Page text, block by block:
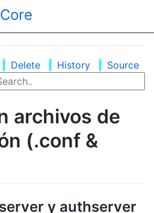
Delete History Source
archivos de
(.conf &
y authserver